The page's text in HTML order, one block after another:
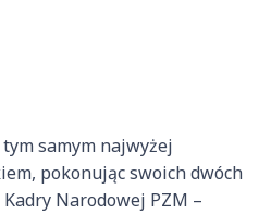
samym najwyżej
pokonując swoich dwóch
Narodowej PZM –